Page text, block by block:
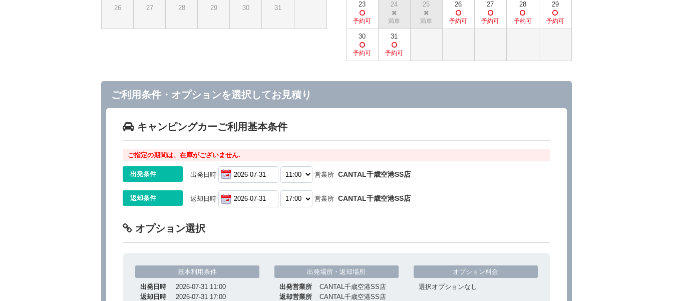
26 27 28 29 30 31 23 24 25 26 27 28 29
30 31
ご利用条件・オプションを選択してお見積り
キャンピングカーご利用基本条件
ご指定の期間は、在庫がございません.
出発条件 出発日時 営業所 CANTAL千歳空港SS店
返却条件 返却日時 営業所 CANTAL千歳空港SS店
オプション選択
基本利用条件
出発日時
2026-07-31 11:00
返却日時
2026-07-31 17:00
出発場所・返却場所
出発営業所
CANTAL千歳空港SS店
返却営業所
CANTAL千歳空港SS店
オプション料金
選択オプションなし